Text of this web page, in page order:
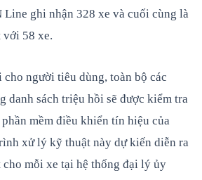
Line ghi nhận 328 xe và cuối cùng là
với 58 xe.
người tiêu dùng, toàn bộ các
danh sách triệu hồi sẽ được kiểm tra
mềm điều khiển tín hiệu của
xử lý kỹ thuật này dự kiến diễn ra
mỗi xe tại hệ thống đại lý ủy